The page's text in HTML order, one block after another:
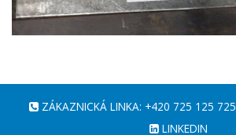
ZÁKAZNICKÁ LINKA: +420 725 125 725
LINKEDIN